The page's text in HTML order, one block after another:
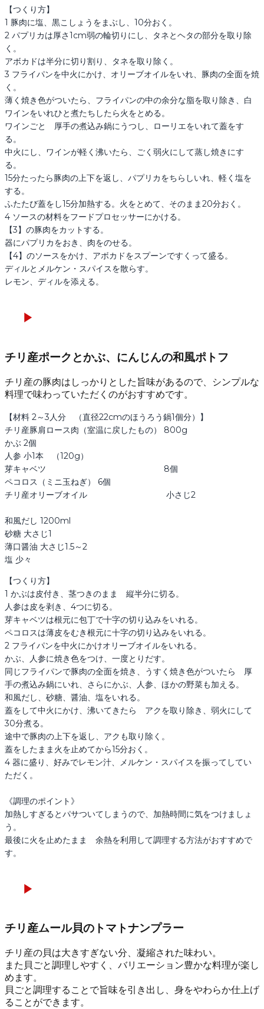
【つくり方】
1 豚肉に塩、黒こしょうをまぶし、10分おく。
2 パプリカは厚さ1cm弱の輪切りにし、タネとヘタの部分を取り除
く。
アボカドは半分に切り割り、タネを取り除く。
3 フライパンを中火にかけ、オリーブオイルをいれ、豚肉の全面を焼
く。
薄く焼き色がついたら、フライパンの中の余分な脂を取り除き、白
ワインをいれひと煮たちしたら火をとめる。
ワインごと　厚手の煮込み鍋にうつし、ローリエをいれて蓋をす
る。
中火にし、ワインが軽く沸いたら、ごく弱火にして蒸し焼きにす
る。
15分たったら豚肉の上下を返し、パプリカをちらしいれ、軽く塩を
する。
ふたたび蓋をし15分加熱する。火をとめて、そのまま20分おく。
4 ソースの材料をフードプロセッサーにかける。
【3】の豚肉をカットする。
器にパプリカをおき、肉をのせる。
【4】のソースをかけ、アボカドをスプーンですくって盛る。
ディルとメルケン・スパイスを散らす。
レモン、ディルを添える。
チリ産ポークとかぶ、にんじんの和風ポトフ
チリ産の豚肉はしっかりとした旨味があるので、シンプルな
料理で味わっていただくのがおすすめです。
【材料 2～3人分　（直径22cmのほうろう鍋1個分）】
チリ産豚肩ロース肉（室温に戻したもの） 800g
かぶ 2個
人参 小1本　（120g）
芽キャベツ　　　　　　　　　　　　　　 8個
ペコロス（ミニ玉ねぎ） 6個
チリ産オリーブオイル 　　　　　　　　　 小さじ2
和風だし 1200ml
砂糖 大さじ1
薄口醤油 大さじ1.5～2
塩 少々
【つくり方】
1 かぶは皮付き、茎つきのまま　縦半分に切る。
人参は皮を剥き、4つに切る。
芽キャベツは根元に包丁で十字の切り込みをいれる。
ペコロスは薄皮をむき根元に十字の切り込みをいれる。
2 フライパンを中火にかけオリーブオイルをいれる。
かぶ、人参に焼き色をつけ、一度とりだす。
同じフライパンで豚肉の全面を焼き、うすく焼き色がついたら　厚
手の煮込み鍋にいれ、さらにかぶ、人参、ほかの野菜も加える。
和風だし、砂糖、醤油、塩をいれる。
蓋をして中火にかけ、沸いてきたら　アクを取り除き、弱火にして
30分煮る。
途中で豚肉の上下を返し、アクも取り除く。
蓋をしたまま火を止めてから15分おく。
4 器に盛り、好みでレモン汁、メルケン・スパイスを振ってしてい
ただく。
《調理のポイント》
加熱しすぎるとパサついてしまうので、加熱時間に気をつけましょ
う。
最後に火を止めたまま　余熱を利用して調理する方法がおすすめで
す。
チリ産ムール貝のトマトナンプラー
チリ産の貝は大きすぎない分、凝縮された味わい。
また貝ごと調理しやすく、バリエーション豊かな料理が楽し
めます。
貝ごと調理することで旨味を引き出し、身をやわらか仕上げ
ることができます。